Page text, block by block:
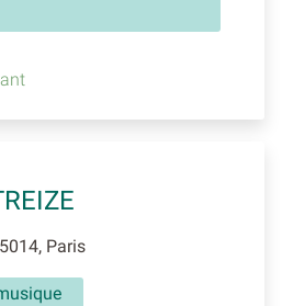
Paris